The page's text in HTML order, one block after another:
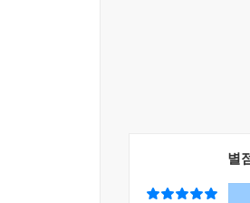
별